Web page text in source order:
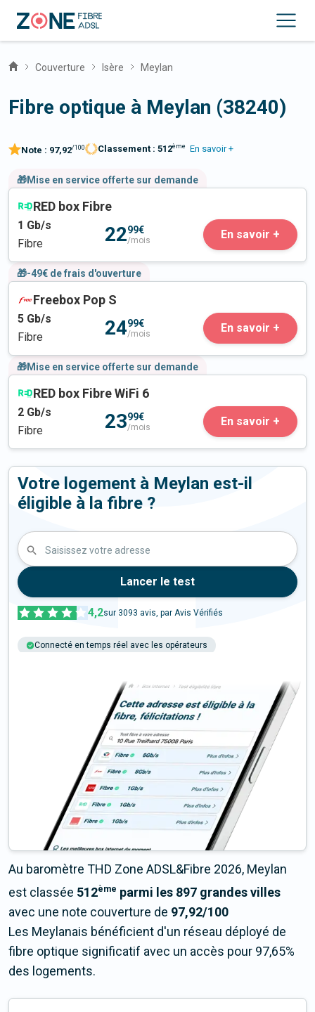
Couverture Isère Meylan
Fibre optique à Meylan (38240)
Note : 97,92/100 Classement : 512ème En savoir +
🎁Mise en service offerte sur demande
RED box Fibre
1 Gb/s
Fibre
2299€
/mois En savoir +
🎁-49€ de frais d'ouverture
Freebox Pop S
5 Gb/s
Fibre
2499€
/mois En savoir +
🎁Mise en service offerte sur demande
RED box Fibre WiFi 6
2 Gb/s
Fibre
2399€
/mois En savoir +
Votre logement à Meylan est-il
éligible à la fibre ?
Saisissez votre adresse
Lancer le test
4,2sur 3093 avis, par Avis Vérifiés
Connecté en temps réel avec les opérateurs
Au baromètre THD Zone ADSL&Fibre 2026, Meylan
est classée 512ème parmi les 897 grandes villes
avec une note couverture de 97,92/100
Les Meylanais bénéficient d'un réseau déployé de
fibre optique significatif avec un accès pour 97,65%
des logements.